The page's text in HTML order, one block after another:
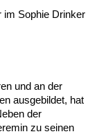
im Sophie Drinker
und an der
ausgebildet, hat
der
zu seinen